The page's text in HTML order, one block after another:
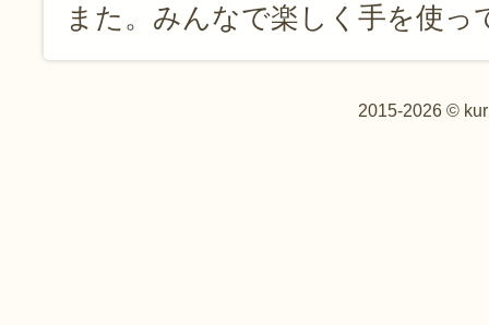
また。みんなで楽しく手を使っ
2015-2026 ©